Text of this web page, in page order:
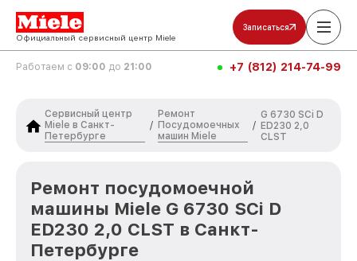
Официальный сервисный центр Miele
Записаться
Работаем с 09:00 до 21:00 +7 (812) 214-74-99
Сервисный центр
Miele в Санкт-
Петербурге
/
Ремонт
Посудомоечных
машин Miele
/
G 6730 SCi D
ED230 2,0
CLST
Ремонт посудомоечной
машины Miele G 6730 SCi D
ED230 2,0 CLST в Санкт-
Петербурге